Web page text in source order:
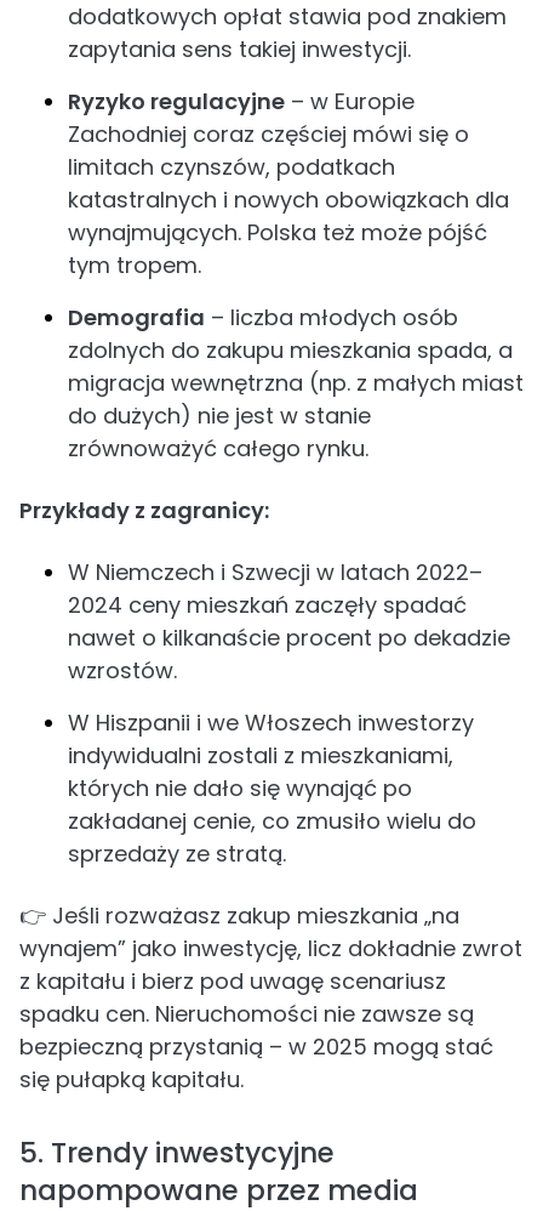
dodatkowych opłat stawia pod znakiem
zapytania sens takiej inwestycji.
Ryzyko regulacyjne – w Europie
Zachodniej coraz częściej mówi się o
limitach czynszów, podatkach
katastralnych i nowych obowiązkach dla
wynajmujących. Polska też może pójść
tym tropem.
Demografia – liczba młodych osób
zdolnych do zakupu mieszkania spada, a
migracja wewnętrzna (np. z małych miast
do dużych) nie jest w stanie
zrównoważyć całego rynku.
Przykłady z zagranicy:
W Niemczech i Szwecji w latach 2022–
2024 ceny mieszkań zaczęły spadać
nawet o kilkanaście procent po dekadzie
wzrostów.
W Hiszpanii i we Włoszech inwestorzy
indywidualni zostali z mieszkaniami,
których nie dało się wynająć po
zakładanej cenie, co zmusiło wielu do
sprzedaży ze stratą.
👉 Jeśli rozważasz zakup mieszkania „na
wynajem” jako inwestycję, licz dokładnie zwrot
z kapitału i bierz pod uwagę scenariusz
spadku cen. Nieruchomości nie zawsze są
bezpieczną przystanią – w 2025 mogą stać
się pułapką kapitału.
5. Trendy inwestycyjne
napompowane przez media